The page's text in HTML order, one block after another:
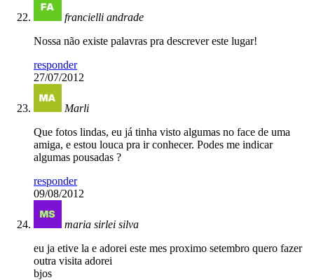
francielli andrade
Nossa não existe palavras pra descrever este lugar!
responder
27/07/2012
Marli
Que fotos lindas, eu já tinha visto algumas no face de uma
amiga, e estou louca pra ir conhecer. Podes me indicar
algumas pousadas ?
responder
09/08/2012
maria sirlei silva
eu ja etive la e adorei este mes proximo setembro quero fazer
outra visita adorei
bjos